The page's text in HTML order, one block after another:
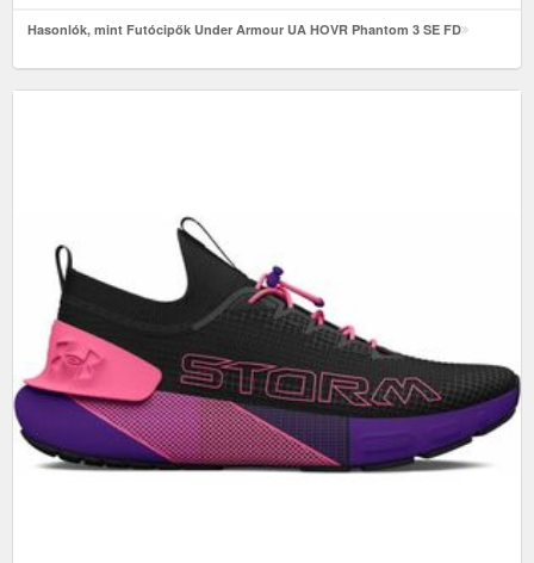
Hasonlók, mint Futócipők Under Armour UA HOVR Phantom 3 SE FD